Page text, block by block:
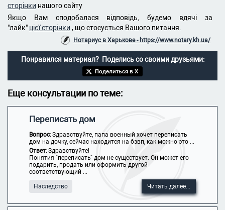
сторінки нашого сайту
Якщо Вам сподобалася відповідь, будемо вдячі за
"лайк" цієї сторінки , що стосується Вашого питання.
Нотариус в Харькове - https://www.notary.kh.ua/
Понравился материал? Поделись со своими друзьями:
Поделиться в X
Еще консультации по теме:
Переписать дом
Вопрос:Здравствуйте, папа военный хочет переписать
дом на дочку, сейчас находится на бзвп, как можно это ...
Ответ:Здравствуйте!
Понятия "переписать" дом не существует. Он может его
подарить, продать или оформить другой
соответствующий ...
Наследство Читать далее...